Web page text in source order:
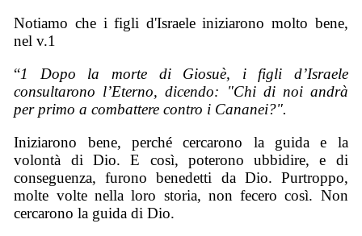
Notiamo che i figli d'Israele iniziarono molto bene,
nel v.1
“1 Dopo la morte di Giosuè, i figli d’Israele
consultarono l’Eterno, dicendo: "Chi di noi andrà
per primo a combattere contro i Cananei?".
Iniziarono bene, perché cercarono la guida e la
volontà di Dio. E così, poterono ubbidire, e di
conseguenza, furono benedetti da Dio. Purtroppo,
molte volte nella loro storia, non fecero così. Non
cercarono la guida di Dio.